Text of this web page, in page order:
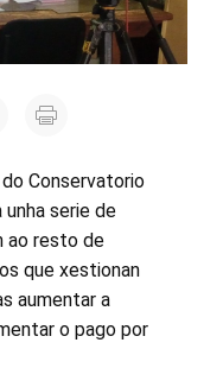
Conservatorio
serie de
ao resto de
que xestionan
aumentar a
o pago por